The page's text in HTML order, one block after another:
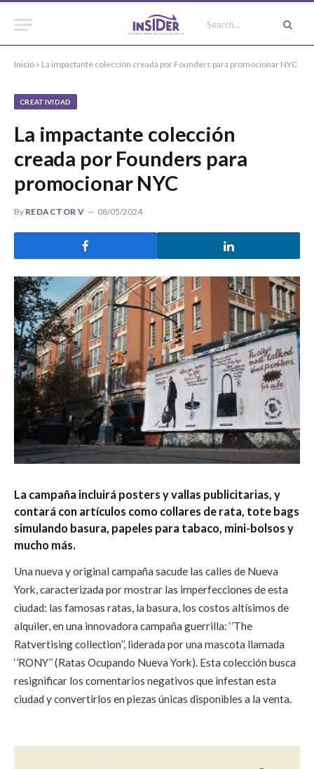
Inicio » La impactante colección creada por Founders para promocionar NYC
CREATIVIDAD
La impactante colección
creada por Founders para
promocionar NYC
By REDACTOR V 08/05/2024
La campaña incluirá posters y vallas publicitarias, y
contará con artículos como collares de rata, tote bags
simulando basura, papeles para tabaco, mini-bolsos y
mucho más.
Una nueva y original campaña sacude las calles de Nueva
York, caracterizada por mostrar las imperfecciones de esta
ciudad: las famosas ratas, la basura, los costos altísimos de
alquiler, en una innovadora campaña guerrilla: ‘’The
Ratvertising collection’’, liderada por una mascota llamada
‘’RONY’’ (Ratas Ocupando Nueva York). Esta colección busca
resignificar los comentarios negativos que infestan esta
ciudad y convertirlos en piezas únicas disponibles a la venta.